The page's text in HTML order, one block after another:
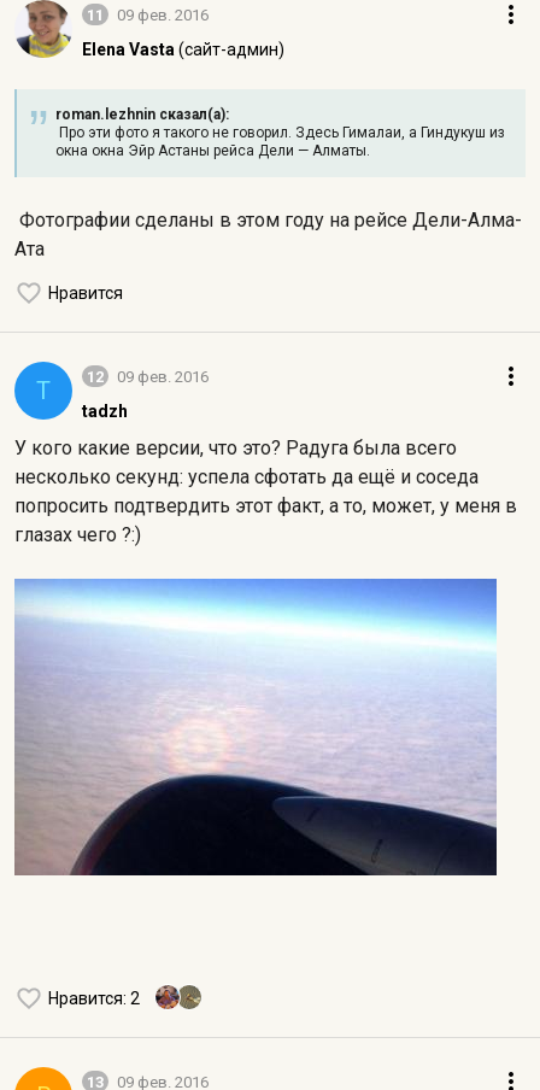
11 09 фев. 2016
Elena Vasta (сайт-админ)
roman.lezhnin сказал(а):
Про эти фото я такого не говорил. Здесь Гималаи, а Гиндукуш из
окна окна Эйр Астаны рейса Дели — Алматы.
Фотографии сделаны в этом году на рейсе Дели-Алма-
Ата
Нравится
T 12 09 фев. 2016
tadzh
У кого какие версии, что это? Радуга была всего
несколько секунд: успела сфотать да ещё и соседа
попросить подтвердить этот факт, а то, может, у меня в
глазах чего ?:)
Нравится: 2
13 09 фев. 2016